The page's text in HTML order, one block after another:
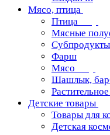
Мясо, птица
Птица
Мясные
Субпродукты
Фарш
Мясо
Шашлык,
Детские товары
Товары для
Детская